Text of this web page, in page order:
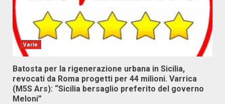
Varie
Batosta per la rigenerazione urbana in Sicilia,
revocati da Roma progetti per 44 milioni. Varrica
(M5S Ars): “Sicilia bersaglio preferito del governo
Meloni”